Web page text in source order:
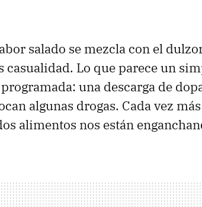
salado se mezcla con el
casualidad. Lo que parece un
una descarga de
algunas drogas. Cada vez
alimentos nos están